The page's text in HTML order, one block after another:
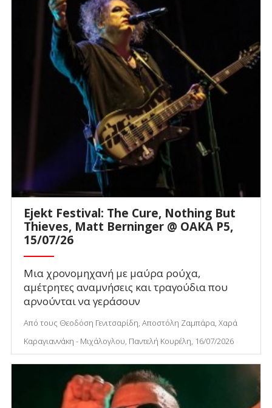
Ejekt Festival: The Cure, Nothing But
Thieves, Matt Berninger @ ΟΑΚΑ P5,
15/07/26
Μια χρονομηχανή με μαύρα ρούχα,
αμέτρητες αναμνήσεις και τραγούδια που
αρνούνται να γεράσουν
Από τους Θεοδόση Γενιτσαρίδη, Αποστόλη Ζαμπάρα, Χαρά
Καραγιαννάκη - Μιχάλογλου, Παντελή Κουρέλη, 16/07/2026